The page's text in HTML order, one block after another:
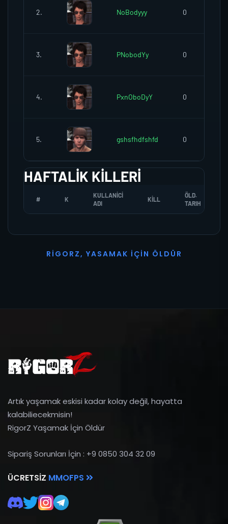
2. NoBodyyy 0
3. PNobodYy 0
4. PxnOboDyY 0
5. gshsfhdfshfd 0
HAFTALIK KILLERI
# K
KULLANICI
ADI
KILL
ÖLD.
TARIH
R I G O R Z, YASAMAK İ ÇI N Ö L D Ü R
Artık yaşamak eskisi kadar kolay değil, hayatta
kalabiliecekmisin!
RigorZ Yaşamak İçin Öldür
Sipariş Sorunları İçin : +9 0850 304 32 09
ÜCRETSIZ MMOFPS